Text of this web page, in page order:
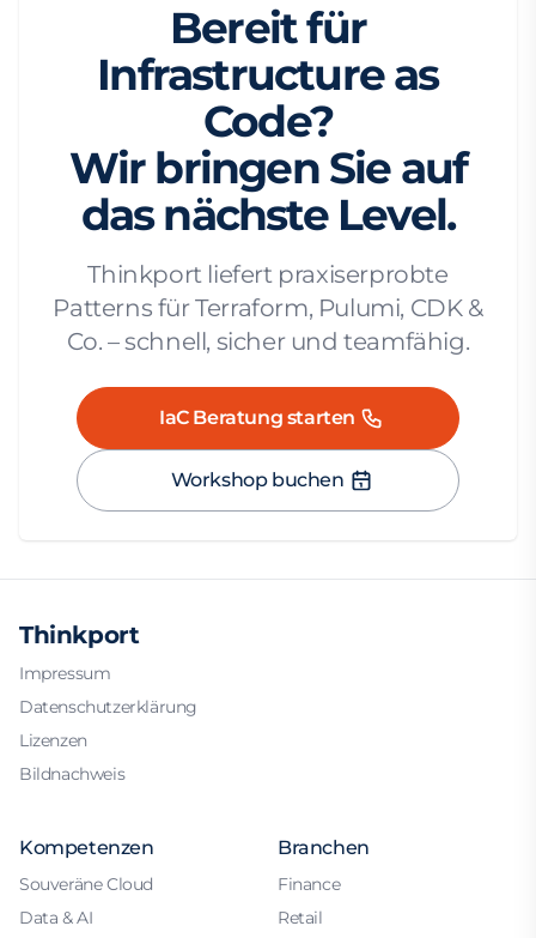
Bereit für
Infrastructure as
Code?
Wir bringen Sie auf
das nächste Level.
Thinkport liefert praxiserprobte
Patterns für Terraform, Pulumi, CDK &
Co. – schnell, sicher und teamfähig.
IaC Beratung starten
Workshop buchen
Thinkport
Impressum
Datenschutzerklärung
Lizenzen
Bildnachweis
Kompetenzen
Souveräne Cloud
Data & AI
Branchen
Finance
Retail